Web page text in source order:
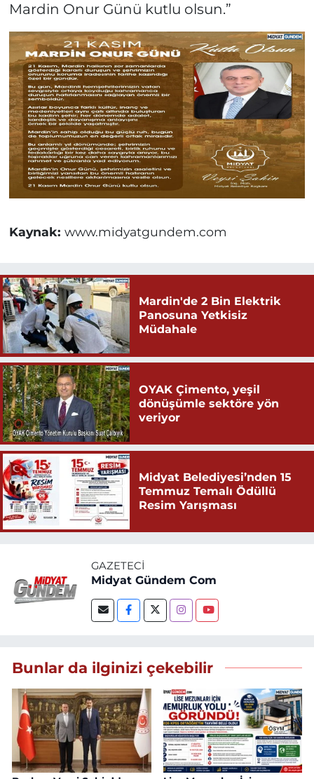
Mardin Onur Günü kutlu olsun.”
Kaynak: www.midyatgundem.com
Mardin'de 2 Bin Elektrik
Panosuna Yetkisiz
Müdahale
OYAK Çimento, yeşil
dönüşümle sektöre yön
veriyor
Midyat Belediyesi’nden 15
Temmuz Temalı Ödüllü
Resim Yarışması
GAZETECI
Midyat Gündem Com
Bunlar da ilginizi çekebilir